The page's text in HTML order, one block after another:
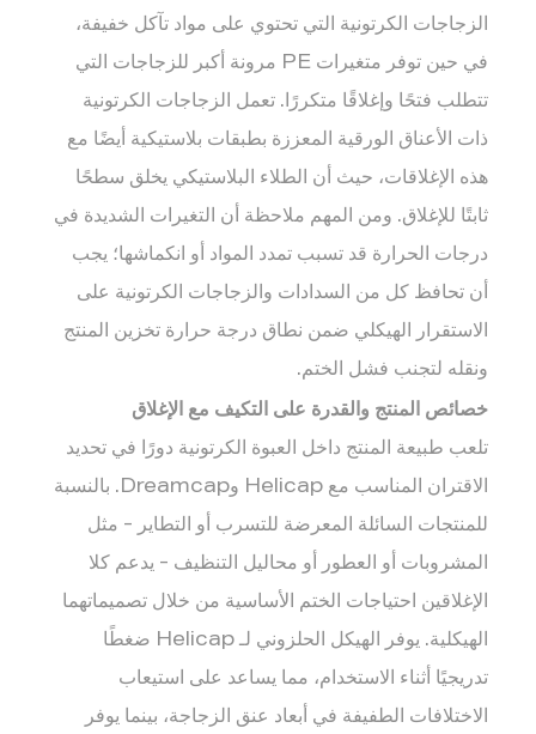
الزجاجات الكرتونية التي تحتوي على مواد تآكل خفيفة،
في حين توفر متغيرات PE مرونة أكبر للزجاجات التي
تتطلب فتحًا وإغلاقًا متكررًا. تعمل الزجاجات الكرتونية
ذات الأعناق الورقية المعززة بطبقات بلاستيكية أيضًا مع
هذه الإغلاقات، حيث أن الطلاء البلاستيكي يخلق سطحًا
ثابتًا للإغلاق. ومن المهم ملاحظة أن التغيرات الشديدة في
درجات الحرارة قد تسبب تمدد المواد أو انكماشها؛ يجب
أن تحافظ كل من السدادات والزجاجات الكرتونية على
الاستقرار الهيكلي ضمن نطاق درجة حرارة تخزين المنتج
ونقله لتجنب فشل الختم.
خصائص المنتج والقدرة على التكيف مع الإغلاق
تلعب طبيعة المنتج داخل العبوة الكرتونية دورًا في تحديد
الاقتران المناسب مع Helicap وDreamcap. بالنسبة
للمنتجات السائلة المعرضة للتسرب أو التطاير - مثل
المشروبات أو العطور أو محاليل التنظيف - يدعم كلا
الإغلاقين احتياجات الختم الأساسية من خلال تصميماتهما
الهيكلية. يوفر الهيكل الحلزوني لـ Helicap ضغطًا
تدريجيًا أثناء الاستخدام، مما يساعد على استيعاب
الاختلافات الطفيفة في أبعاد عنق الزجاجة، بينما يوفر